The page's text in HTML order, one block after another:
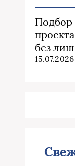
Подбор
без
15.07.2026